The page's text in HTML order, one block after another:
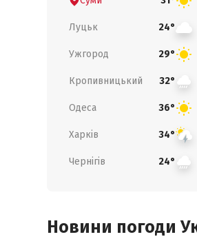
Луцьк 24°
Ужгород 29°
Кропивницький 32°
Одеса 36°
Харків 34°
Чернігів 24°
Новини погоди